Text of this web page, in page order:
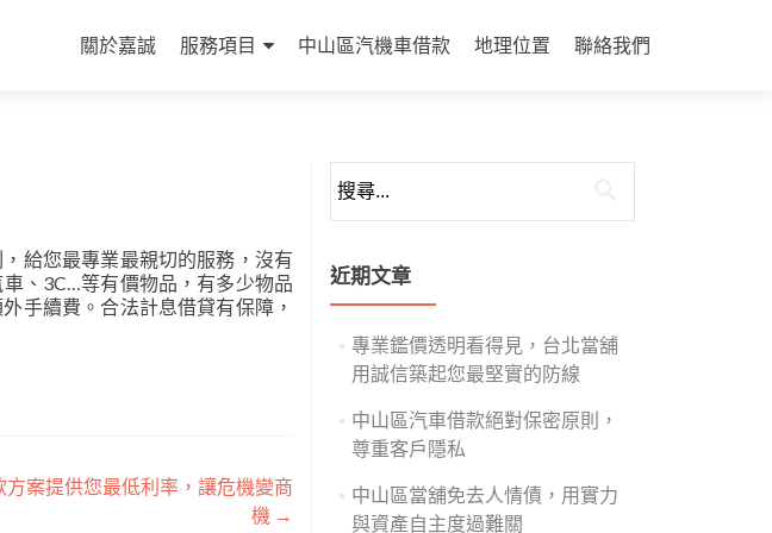
to
關於嘉誠 服務項目 中山區汽機車借款 地理位置 聯絡我們
給您最專業最親切的服務，沒有
、3C…等有價物品，有多少物品
手續費。合法計息借貸有保障，
案提供您最低利率，讓危機變商
機 →
尋
鍵
字:
近期文章
專業鑑價透明看得見，台北當舖
用誠信築起您最堅實的防線
中山區汽車借款絕對保密原則，
尊重客戶隱私
中山區當舖免去人情債，用實力
與資產自主度過難關